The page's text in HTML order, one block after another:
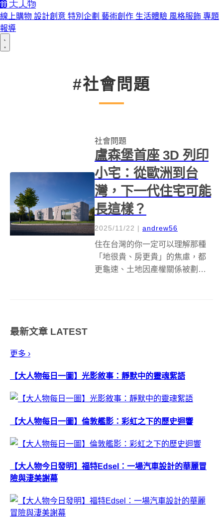
線上購物 設計創意 特別企劃 藝術創作 生活體驗 風格服飾 專題
報導
#社會問題
社會問題
盧森堡首座 3D 列印
小宅：從歐洲到台
灣，下一代住宅可能
長這樣？
2025/11/22 | andrew56
住在台灣的你一定可以理解那種
「地很貴、房更貴」的焦慮，都
更龜速、土地因產權關係被劃分
最新文章 LATEST
更多 ›
【大人物每日一圖】光影敘事：靜默中的靈魂絮語
【大人物每日一圖】倫敦艦影：彩虹之下的歷史迴響
【大人物今日發明】福特Edsel：一場汽車設計的華麗冒
險與淒美謝幕